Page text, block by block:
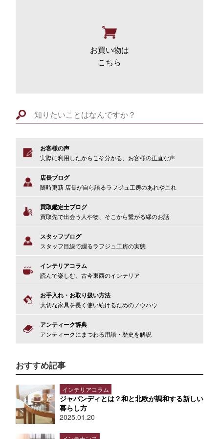
お買い物は
こちら
おすすめ記事
インテリアコラム
ジャパンディとは？和と北欧が調和する新しい
暮らし方
2025.01.20
お客様の声
実際に利用したからこそ分かる、お客様の正直な声
店長ブログ
随時更新 店長が自ら語るラフジュ工房のあれやこれ
買取鑑定士ブログ
買取先で出会う人や物、そこから繋がる縁のお話
スタッフブログ
スタッフ目線で綴るラフジュ工房の実態
インテリアコラム
読んで楽しむ、古今東西のインテリア
お手入れ・お取り扱い方法
大切な家具を長く使い続けるためのノウハウ
アンティーク辞典
アンティークにまつわる用語・歴史を解説